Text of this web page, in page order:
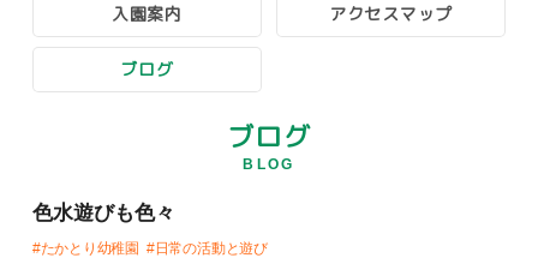
入園案内 アクセスマップ
ブログ
ブログ
BLOG
色水遊びも色々
#たかとり幼稚園 #日常の活動と遊び